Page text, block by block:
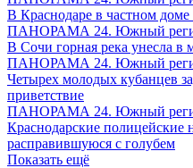
В Краснодаре в частном
ПАНОРАМА 24. Южный
В Сочи горная река унесла в
ПАНОРАМА 24. Южный
Четырех молодых кубанцев
приветствие
ПАНОРАМА 24. Южный
Краснодарские полицейские
расправившуюся с голубем
Показать ещё